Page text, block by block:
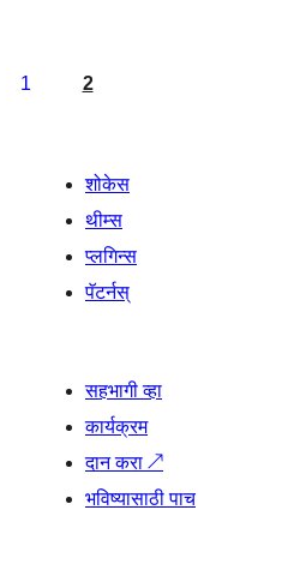
1 2
शोकेस
थीम्स
प्लगिन्स
पॅटर्नस्
सहभागी व्हा
कार्यक्रम
दान करा ↗
भविष्यासाठी पाच